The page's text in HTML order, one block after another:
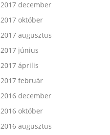
2017 december
2017 október
2017 augusztus
2017 június
2017 április
2017 február
2016 december
2016 október
2016 augusztus